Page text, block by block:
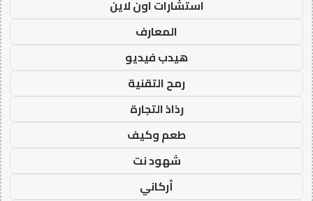
استشارات اون لاين
المعارف
هيدب فيديو
رمح التقنية
رذاذ التجارة
طعم وكيف
شهود نت
أركاني